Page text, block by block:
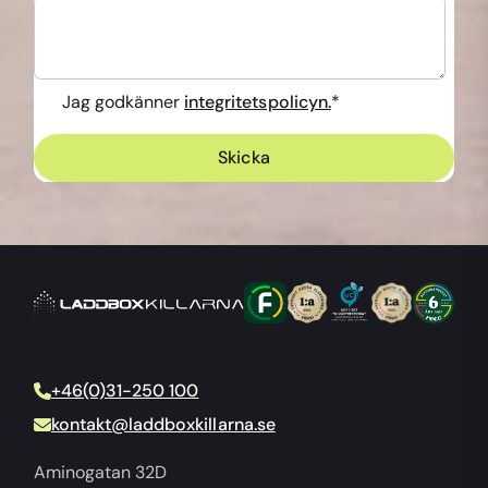
Jag godkänner integritetspolicyn.*
+46(0)31-250 100
kontakt@laddboxkillarna.se
Aminogatan 32D